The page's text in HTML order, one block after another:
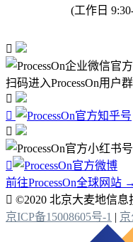
(工作日

扫码进入ProcessOn用户群




前往ProcessOn全球网站 →
 ©2020 北京大麦地信息
京ICP备15008605号-1 | 京